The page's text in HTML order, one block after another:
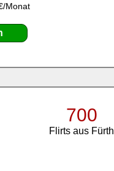
Monat
700
Flirts aus Fürth